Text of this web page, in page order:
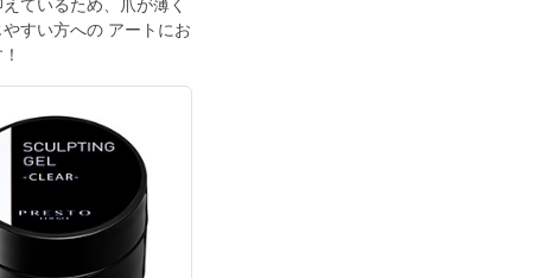
すい方への アートにお